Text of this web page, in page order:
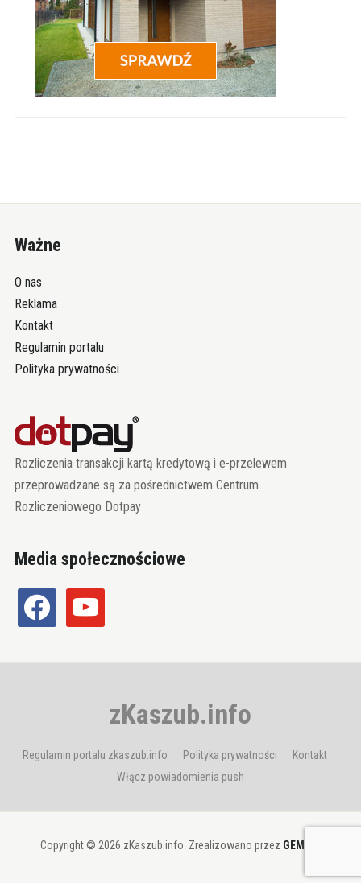
Ważne
O nas
Reklama
Kontakt
Regulamin portalu
Polityka prywatności
Rozliczenia transakcji kartą kredytową i e-przelewem
przeprowadzane są za pośrednictwem Centrum
Rozliczeniowego Dotpay
Media społecznościowe
facebook youtube
zKaszub.info
Regulamin portalu zkaszub.info Polityka prywatności
Kontakt
Włącz powiadomienia push
Copyright © 2026 zKaszub.info. Zrealizowano przez GEMBIT